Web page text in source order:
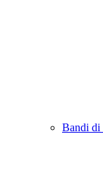
Bandi di